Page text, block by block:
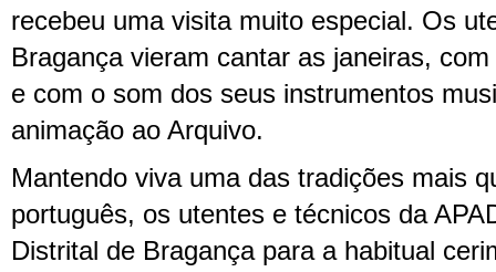
recebeu uma visita muito especial. Os
Bragança vieram cantar as janeiras,
e com o som dos seus instrumentos
animação ao Arquivo.
Mantendo viva uma das tradições mais
português, os utentes e técnicos da
Distrital de Bragança para a habitual